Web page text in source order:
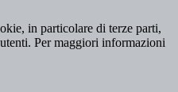
in particolare di terze parti,
Per maggiori informazioni